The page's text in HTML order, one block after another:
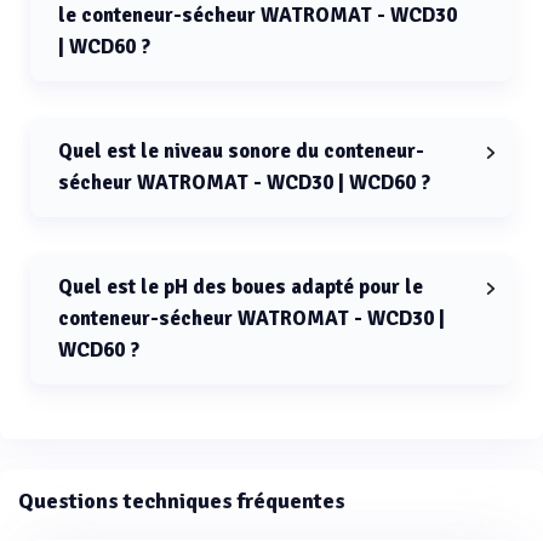
le conteneur-sécheur WATROMAT - WCD30
| WCD60 ?
Quel est le niveau sonore du conteneur-
sécheur WATROMAT - WCD30 | WCD60 ?
Quel est le pH des boues adapté pour le
conteneur-sécheur WATROMAT - WCD30 |
WCD60 ?
Questions techniques fréquentes